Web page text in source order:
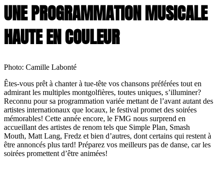
UNE PROGRAMMATION MUSICALE
HAUTE EN COULEUR
Photo: Camille Labonté
Êtes-vous prêt à chanter à tue-tête vos chansons préférées tout en
admirant les multiples montgolfières, toutes uniques, s’illuminer?
Reconnu pour sa programmation variée mettant de l’avant autant des
artistes internationaux que locaux, le festival promet des soirées
mémorables! Cette année encore, le FMG nous surprend en
accueillant des artistes de renom tels que Simple Plan, Smash
Mouth, Matt Lang, Fredz et bien d’autres, dont certains qui restent à
être annoncés plus tard! Préparez vos meilleurs pas de danse, car les
soirées promettent d’être animées!